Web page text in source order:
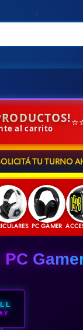
al carrito
TU TURNO
PC GAMER
PC